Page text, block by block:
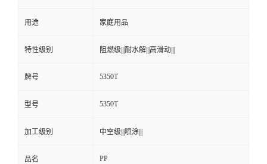
用途 家庭用品
特性级别 阻燃级|||耐水解|||高滑动|||
牌号 5350T
型号 5350T
加工级别 中空级|||喷涂|||
品名 PP